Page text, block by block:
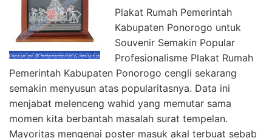
Plakat Rumah Pemerintah
Kabupaten Ponorogo untuk
Souvenir Semakin Popular
Profesionalisme Plakat Rumah
Pemerintah Kabupaten Ponorogo cengli sekarang
semakin menyusun atas popularitasnya. Data ini
menjabat melenceng wahid yang memutar sama
momen kita berbantah masalah surat tempelan.
Mayoritas mengenai poster masuk akal terbuat sebab